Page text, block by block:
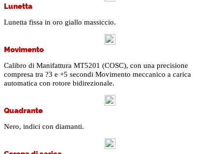
Lunetta
Lunetta fissa in oro giallo massiccio.
Movimento
Calibro di Manifattura MT5201 (COSC), con una precisione
compresa tra ?3 e +5 secondi Movimento meccanico a carica
automatica con rotore bidirezionale.
Quadrante
Nero, indici con diamanti.